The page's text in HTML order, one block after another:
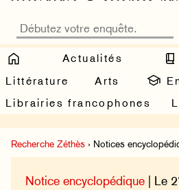
Actualités
Littérature
Arts
Librairies francophones
Recherche Zéthès › Notices
Notice encyclopédique | Le